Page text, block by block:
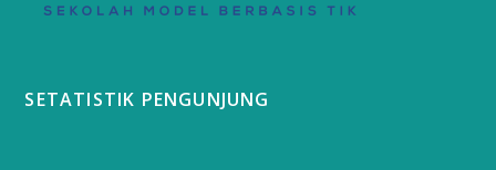
SETATISTIK PENGUNJUNG